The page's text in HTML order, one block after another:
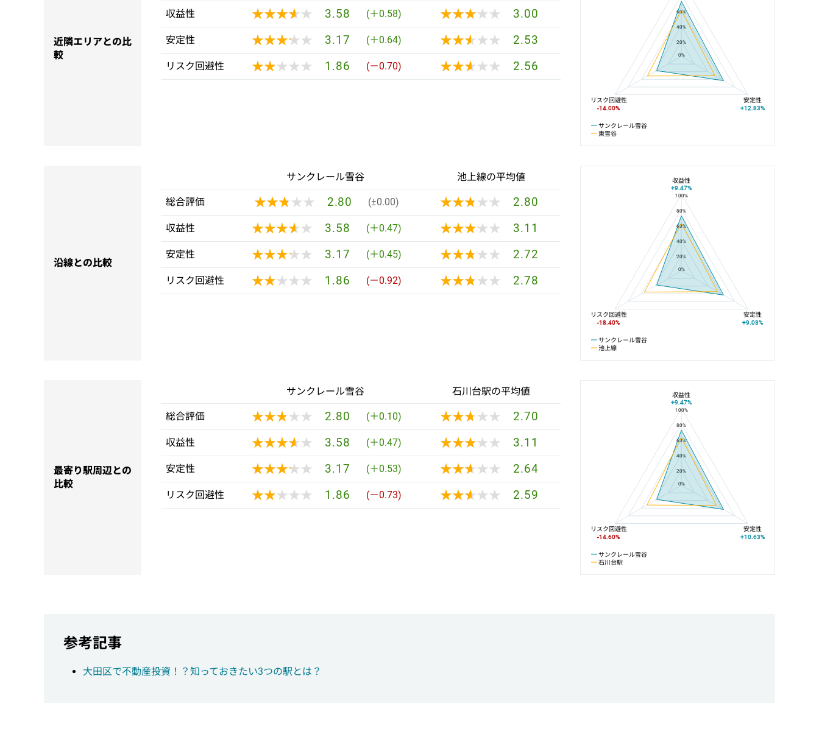
近隣エリアとの比
較
収益性 ★★★★★
★★★★★ 3.58 (＋0.58) ★★★★★
★★★★★ 3.00
安定性 ★★★★★
★★★★★ 3.17 (＋0.64) ★★★★★
★★★★★ 2.53
リスク回避性 ★★★★★
★★★★★ 1.86 (－0.70) ★★★★★
★★★★★ 2.56
60%
40%
20%
0%
サンクレール雪谷
東雪谷
リスク回避性
-14.00%
安定性
+12.83%
沿線との比較
サンクレール雪谷 池上線の平均値
総合評価 ★★★★★
★★★★★ 2.80 (±0.00) ★★★★★
★★★★★ 2.80
収益性 ★★★★★
★★★★★ 3.58 (＋0.47) ★★★★★
★★★★★ 3.11
安定性 ★★★★★
★★★★★ 3.17 (＋0.45) ★★★★★
★★★★★ 2.72
リスク回避性 ★★★★★
★★★★★ 1.86 (－0.92) ★★★★★
★★★★★ 2.78
サンクレール雪谷と池上線の平均値の総合評価の比較
100%
80%
60%
40%
20%
0%
サンクレール雪谷
池上線
収益性
+9.47%
リスク回避性
-18.40%
安定性
+9.03%
最寄り駅周辺との
比較
サンクレール雪谷 石川台駅の平均値
総合評価 ★★★★★
★★★★★ 2.80 (＋0.10) ★★★★★
★★★★★ 2.70
収益性 ★★★★★
★★★★★ 3.58 (＋0.47) ★★★★★
★★★★★ 3.11
安定性 ★★★★★
★★★★★ 3.17 (＋0.53) ★★★★★
★★★★★ 2.64
リスク回避性 ★★★★★
★★★★★ 1.86 (－0.73) ★★★★★
★★★★★ 2.59
サンクレール雪谷と石川台駅の平均値の総合評価の比較
100%
80%
60%
40%
20%
0%
サンクレール雪谷
石川台駅
収益性
+9.47%
リスク回避性
-14.60%
安定性
+10.63%
参考記事
大田区で不動産投資！？知っておきたい3つの駅とは？